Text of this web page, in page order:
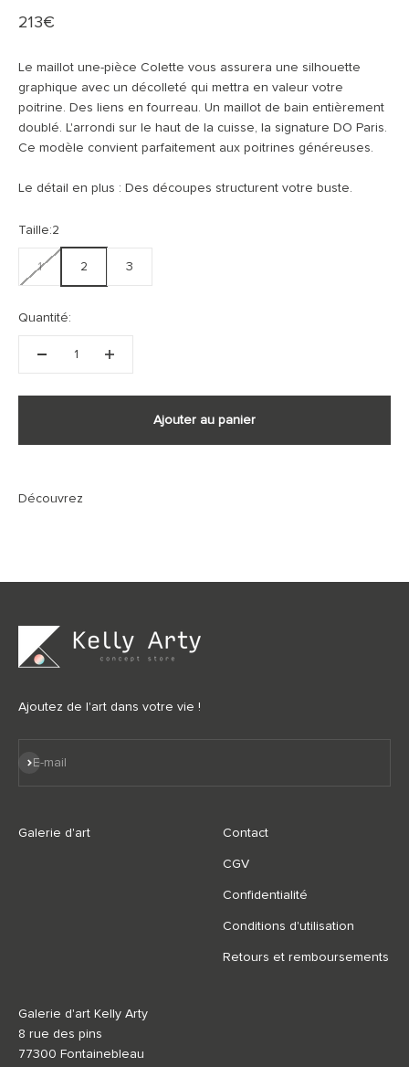
Prix de vente
213€
Le maillot une-pièce Colette vous assurera une silhouette
graphique avec un décolleté qui mettra en valeur votre
poitrine. Des liens en fourreau. Un maillot de bain entièrement
doublé. L'arrondi sur le haut de la cuisse, la signature DO Paris.
Ce modèle convient parfaitement aux poitrines généreuses.
Le détail en plus : Des découpes structurent votre buste.
Taille:2
1 2 3
Quantité:
Ajouter au panier
Ajoutez de l'art dans votre vie !
E-mail
S'inscrire
Galerie d'art Contact
CGV
Confidentialité
Conditions d'utilisation
Retours et remboursements
Galerie d'art Kelly Arty
8 rue des pins
77300 Fontainebleau